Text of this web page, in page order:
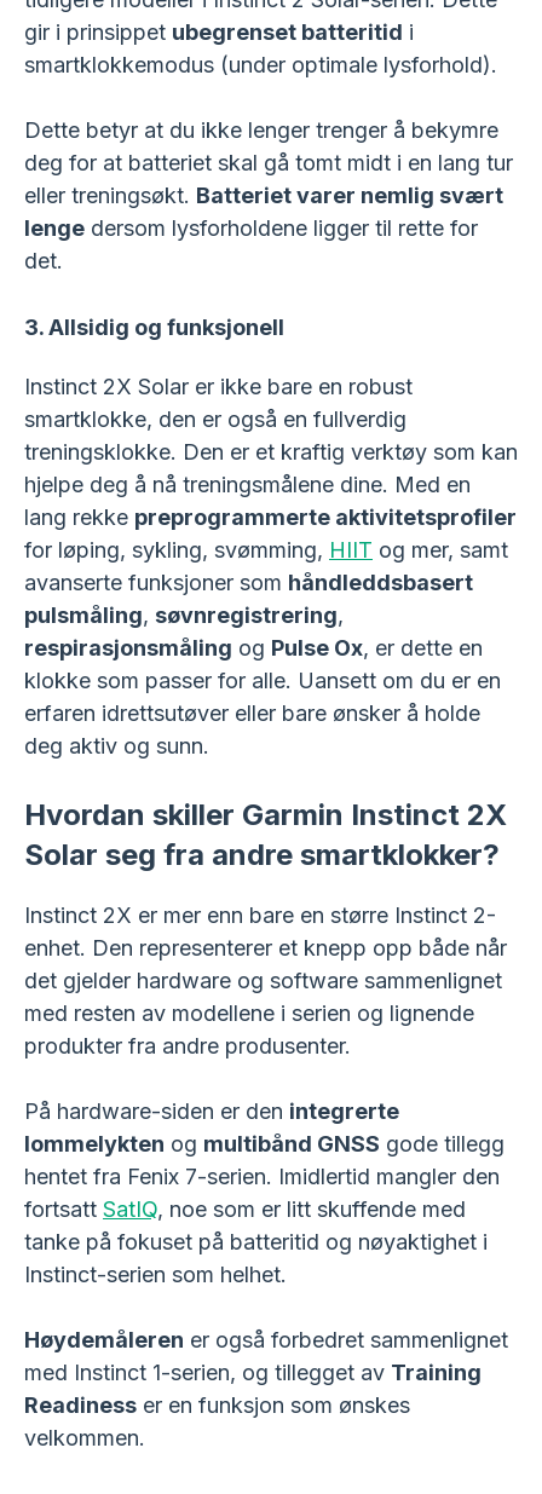
gir i prinsippet ubegrenset batteritid i
smartklokkemodus (under optimale lysforhold).
Dette betyr at du ikke lenger trenger å bekymre
deg for at batteriet skal gå tomt midt i en lang tur
eller treningsøkt. Batteriet varer nemlig svært
lenge dersom lysforholdene ligger til rette for
det.
3. Allsidig og funksjonell
Instinct 2X Solar er ikke bare en robust
smartklokke, den er også en fullverdig
treningsklokke. Den er et kraftig verktøy som kan
hjelpe deg å nå treningsmålene dine. Med en
lang rekke preprogrammerte aktivitetsprofiler
for løping, sykling, svømming, HIIT og mer, samt
avanserte funksjoner som håndleddsbasert
pulsmåling, søvnregistrering,
respirasjonsmåling og Pulse Ox, er dette en
klokke som passer for alle. Uansett om du er en
erfaren idrettsutøver eller bare ønsker å holde
deg aktiv og sunn.
Hvordan skiller Garmin Instinct 2X
Solar seg fra andre smartklokker?
Instinct 2X er mer enn bare en større Instinct 2-
enhet. Den representerer et knepp opp både når
det gjelder hardware og software sammenlignet
med resten av modellene i serien og lignende
produkter fra andre produsenter.
På hardware-siden er den integrerte
lommelykten og multibånd GNSS gode tillegg
hentet fra Fenix 7-serien. Imidlertid mangler den
fortsatt SatIQ, noe som er litt skuffende med
tanke på fokuset på batteritid og nøyaktighet i
Instinct-serien som helhet.
Høydemåleren er også forbedret sammenlignet
med Instinct 1-serien, og tillegget av Training
Readiness er en funksjon som ønskes
velkommen.